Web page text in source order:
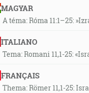
MAGYAR
A téma: Róma 11:1–25:
ITALIANO
Tema: Romani 11,1-25:
FRANÇAIS
Thema: Römer 11,1-25: